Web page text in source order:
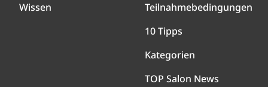
Wissen
Teilnahmebedingungen
10 Tipps
Kategorien
TOP Salon News